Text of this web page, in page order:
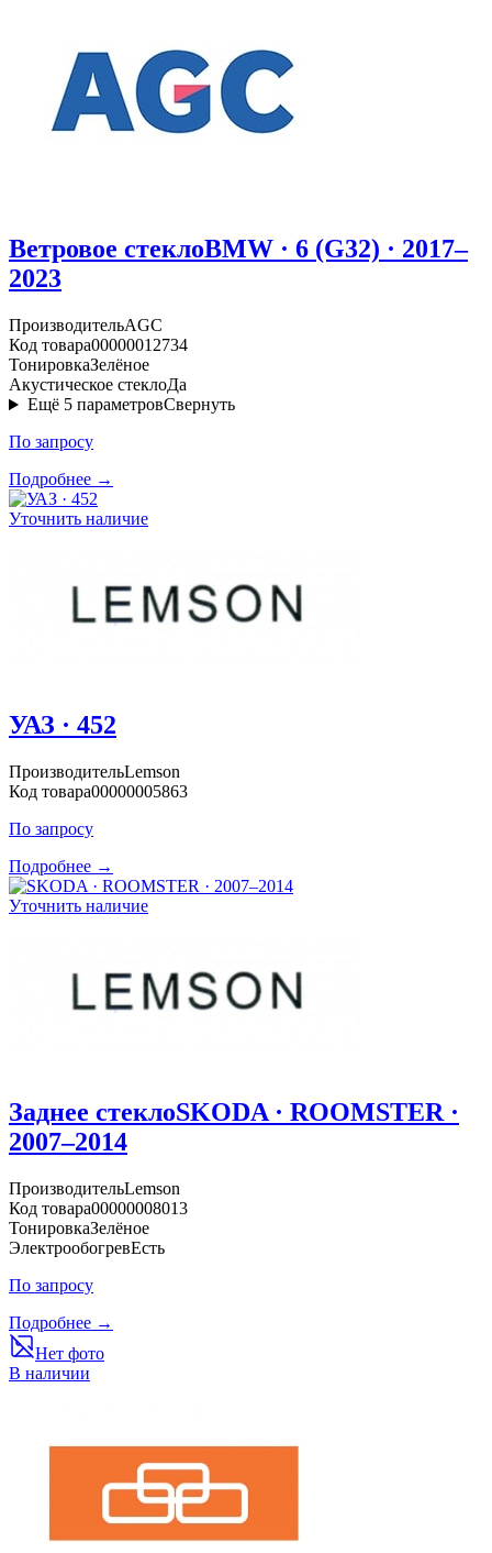
Ветровое стеклоBMW · 6 (G32) · 2017–
2023
ПроизводительAGC
Код товара00000012734
ТонировкаЗелёное
Акустическое стеклоДа
Ещё 5 параметровСвернуть
По запросу
Подробнее →
Уточнить наличие
УАЗ · 452
ПроизводительLemson
Код товара00000005863
По запросу
Подробнее →
Уточнить наличие
Заднее стеклоSKODA · ROOMSTER ·
2007–2014
ПроизводительLemson
Код товара00000008013
ТонировкаЗелёное
ЭлектрообогревЕсть
По запросу
Подробнее →
Нет фото
В наличии